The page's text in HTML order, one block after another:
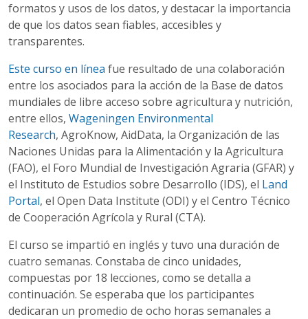
formatos y usos de los datos, y destacar la importancia
de que los datos sean fiables, accesibles y
transparentes.
Este curso en línea fue resultado de una colaboración
entre los asociados para la acción de la Base de datos
mundiales de libre acceso sobre agricultura y nutrición,
entre ellos, Wageningen Environmental
Research, AgroKnow, AidData, la Organización de las
Naciones Unidas para la Alimentación y la Agricultura
(FAO), el Foro Mundial de Investigación Agraria (GFAR) y
el Instituto de Estudios sobre Desarrollo (IDS), el Land
Portal, el Open Data Institute (ODI) y el Centro Técnico
de Cooperación Agrícola y Rural (CTA).
El curso se impartió en inglés y tuvo una duración de
cuatro semanas. Constaba de cinco unidades,
compuestas por 18 lecciones, como se detalla a
continuación. Se esperaba que los participantes
dedicaran un promedio de ocho horas semanales a